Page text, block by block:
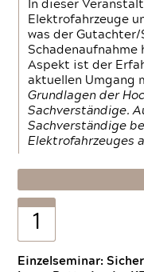
In dieser
Elektrofahrzeuge
was der
Aspekt ist der
aktuellen Umgang
Grundlagen der
Sachverständige.
Sachverständige
Elektrofahrzeuges
1
Einzelseminar: